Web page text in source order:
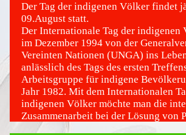
©
Der Tag der indigenen Völker findet
09.August statt.
Der Internationale Tag der indigenen
im Dezember 1994 von der
Vereinten Nationen (UNGA) ins
anlässlich des Tags des ersten
Arbeitsgruppe für indigene
Jahr 1982. Mit dem Internationalen
indigenen Völker möchte man die
Zusammenarbeit bei der Lösung von
stärken, denen sich indigene